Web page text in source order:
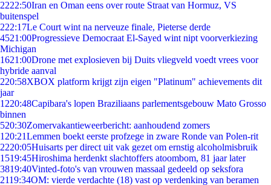
2222:50Iran en Oman eens over route Straat van Hormuz, VS
buitenspel
222:17Le Court wint na nerveuze finale, Pieterse derde
4521:00Progressieve Democraat El-Sayed wint nipt voorverkiezing
Michigan
1621:00Drone met explosieven bij Duits vliegveld voedt vrees voor
hybride aanval
220:58XBOX platform krijgt zijn eigen "Platinum" achievements dit
jaar
1220:48Capibara's lopen Braziliaans parlementsgebouw Mato Grosso
binnen
520:30Zomervakantieweerbericht: aanhoudend zomers
1 20:21Lemmen boekt eerste profzege in zware Ronde van Polen-rit
2220:05Huisarts per direct uit vak gezet om ernstig alcoholmisbruik
1519:45Hiroshima herdenkt slachtoffers atoombom, 81 jaar later
3819:40Vinted-foto's van vrouwen massaal gedeeld op seksfora
2119:34OM: vierde verdachte (18) vast op verdenking van beramen